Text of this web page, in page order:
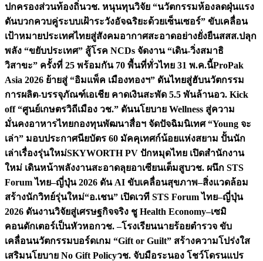
ปกครองส่วนท้องถิ่นวช. หนุนทุนวิจัย “นวัตกรรมห้องลดฝุ่นแรง
ดันบวกควบคู่ระบบเฝ้าระวังอัจฉริยะด้วยเซ็นเซอร์” ขับเคลื่อน
เป้าหมายประเทศไทยสู่สังคมอากาศสะอาดอย่างยั่งยืนสสส.ปลุก
พลัง “ขยับประเทศ” สู้โรค NCDs จัดงาน “เดิน-วิ่งสมาธิ
วิสาขะ” ครั้งที่ 25 พร้อมกัน 70 พื้นที่ทั่วไทย 31 พ.ค.นี้ProPak
Asia 2026 ย้ายสู่ “อิมแพ็ค เมืองทองฯ” ดันไทยสู่ฮับนวัตกรรม
การผลิต-บรรจุภัณฑ์เอเชีย คาดเงินสะพัด 5.5 พันล้านอว. Kick
off “ศูนย์เกษตรวิถีเมือง วช.” ดันนโยบาย Wellness สู่ความ
มั่นคงอาหารไทยกองทุนพัฒนาสื่อฯ จัดปัจฉิมนิเทศ “Young จะ
เล่า” มอบประกาศนียบัตร 60 มัคคุเทศก์น้อยแห่งสยาม ปั้นนัก
เล่าเรื่องรุ่นใหม่SKYWORTH PV ปักหมุดไทย เปิดสำนักงาน
ใหม่ เดินหน้าพลังงานสะอาดลุยอาเซียนเต็มสูบวช. ผนึก STS
Forum ไทย–ญี่ปุ่น 2026 ดัน AI ขับเคลื่อนสุขภาพ–สิ่งแวดล้อม
สร้างนักวิทย์รุ่นใหม่“อ.เชน” เปิดเวที STS Forum ไทย–ญี่ปุ่น
2026 ดันงานวิจัยสู่เศรษฐกิจจริง ชู Health Economy–เซมิ
คอนดักเตอร์เป็นหัวหอกวช. –โรงเรียนนายร้อยตำรวจ ขับ
เคลื่อนนวัตกรรมบอร์ดเกม “Gift or Guilt” สร้างความโปร่งใส
เสริมนโยบาย No Gift Policyวช. จับมือระนอง โชว์โดรนแปร